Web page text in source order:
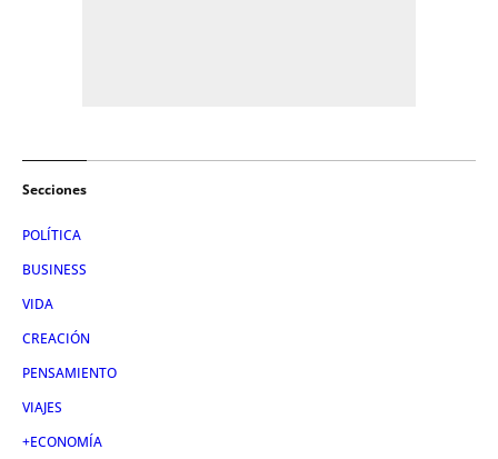
Secciones
POLÍTICA
BUSINESS
VIDA
CREACIÓN
PENSAMIENTO
VIAJES
+ECONOMÍA